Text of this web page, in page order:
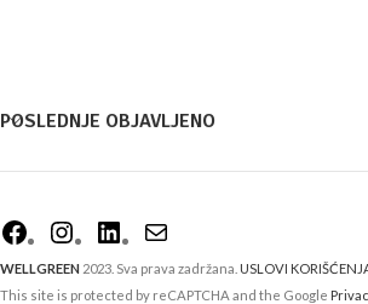
POSLEDNJE OBJAVLJENO
WELLGREEN 2023. Sva prava zadržana. USLOVI
This site is protected by reCAPTCHA and the Google